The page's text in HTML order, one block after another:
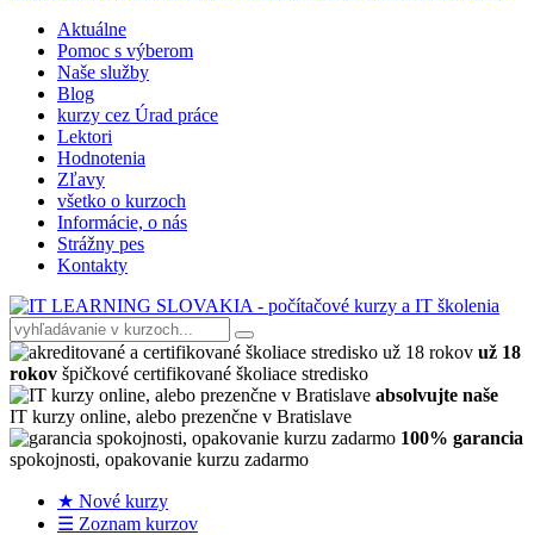
Aktuálne
Pomoc s výberom
Naše služby
Blog
kurzy cez Úrad práce
Lektori
Hodnotenia
Zľavy
všetko o kurzoch
Informácie, o nás
Strážny pes
Kontakty
už 18
rokov špičkové certifikované školiace stredisko
absolvujte naše
IT kurzy online, alebo prezenčne v Bratislave
100% garancia
spokojnosti, opakovanie kurzu zadarmo
★ Nové kurzy
☰ Zoznam kurzov